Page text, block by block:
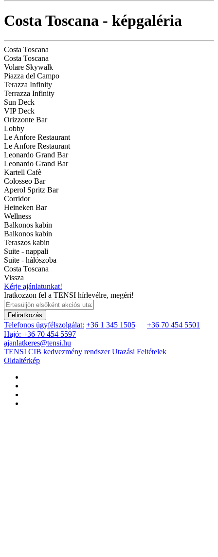
Costa Toscana - képgaléria
Costa Toscana
Costa Toscana
Volare Skywalk
Piazza del Campo
Terazza Infinity
Terrazza Infinity
Sun Deck
VIP Deck
Orizzonte Bar
Lobby
Le Anfore Restaurant
Le Anfore Restaurant
Leonardo Grand Bar
Leonardo Grand Bar
Kartell Cafè
Colosseo Bar
Aperol Spritz Bar
Corridor
Heineken Bar
Wellness
Balkonos kabin
Balkonos kabin
Teraszos kabin
Suite - nappali
Suite - hálószoba
Costa Toscana
Vissza
Kérje ajánlatunkat!
Iratkozzon fel a TENSI hírlevélre, megéri!
Feliratkozás
Telefonos ügyfélszolgálat: +36 1 345 1505
+36 70 454 5501
Hajó: +36 70 454 5597
ajanlatkeres@tensi.hu
TENSI CIB kedvezmény rendszer Utazási Feltételek
Oldaltérkép